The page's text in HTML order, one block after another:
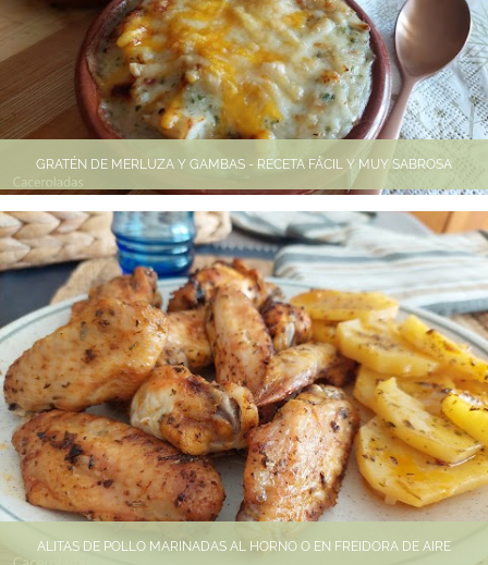
GRATÉN DE MERLUZA Y GAMBAS - RECETA FÁCIL Y MUY SABROSA
ALITAS DE POLLO MARINADAS AL HORNO O EN FREIDORA DE AIRE